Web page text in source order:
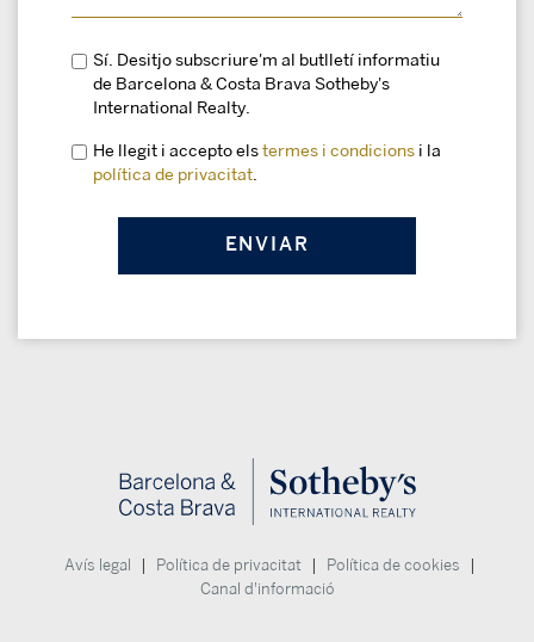
Sí. Desitjo subscriure'm al butlletí informatiu
de Barcelona & Costa Brava Sotheby's
International Realty.
He llegit i accepto els termes i condicions i la
política de privacitat
Avís legal Política de privacitat Política de cookies
Canal d'informació